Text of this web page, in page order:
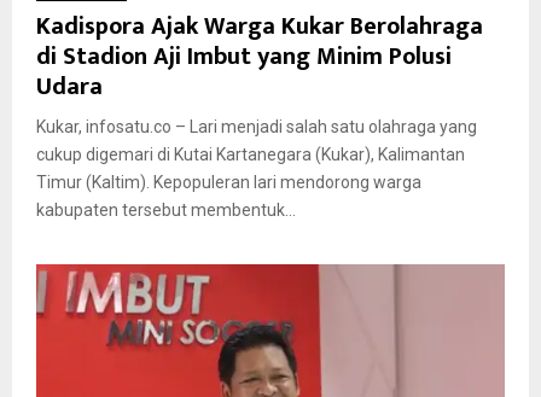
Kadispora Ajak Warga Kukar Berolahraga
di Stadion Aji Imbut yang Minim Polusi
Udara
Kukar, infosatu.co – Lari menjadi salah satu olahraga yang
cukup digemari di Kutai Kartanegara (Kukar), Kalimantan
Timur (Kaltim). Kepopuleran lari mendorong warga
kabupaten tersebut membentuk...